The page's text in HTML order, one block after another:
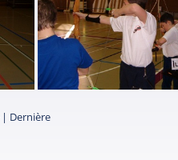
| Dernière